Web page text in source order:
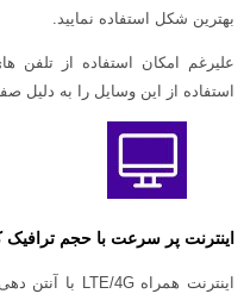
بهترین شکل استفاده نمایید.
علیرغم امکان استفاده از
استفاده از این وسایل را به دلیل
اینترنت پر سرعت با حجم ترافیک